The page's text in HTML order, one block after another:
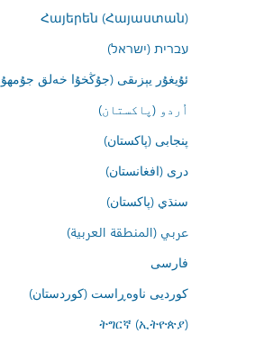
Հայերեն (Հայաստան)
עברית (ישראל)
ئۇيغۇر يېزىقى (جۇڭخۇا خەلق
اُردو (پاکستان)
پنجابی (پاکستان)
درى (افغانستان)
سنڌي (پاکستان)
عربي (المنطقة العربية)
فارسى
کوردیی ناوەڕاست (کوردستان)
ትግርኛ (ኢትዮጵያ)